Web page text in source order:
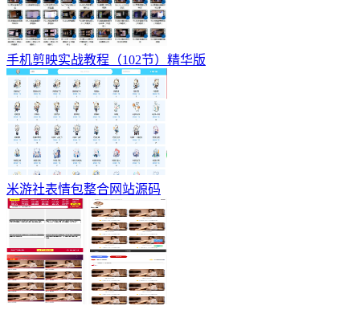
手机剪映实战教程（102节）精华版
米游社表情包整合网站源码